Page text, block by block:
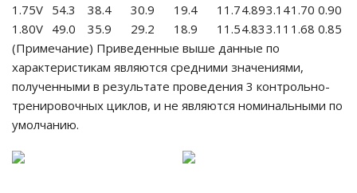
1.75V 54.3 38.4 30.9 19.4 11.74.893.141.70 0.90
1.80V 49.0 35.9 29.2 18.9 11.54.833.11 1.68 0.85
(Примечание) Приведенные выше данные по
характеристикам являются средними значениями,
полученными в результате проведения 3 контрольно-
тренировочных циклов, и не являются номинальными по
умолчанию.